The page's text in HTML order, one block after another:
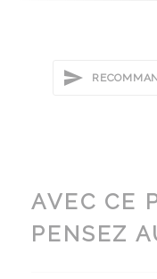
AVEC CE
PENSEZ